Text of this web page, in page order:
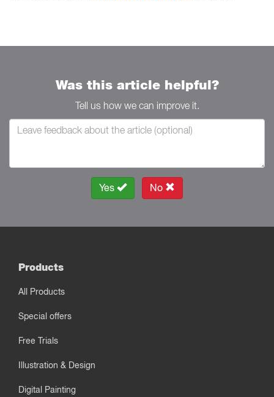
Was this article helpful?
Tell us how we can improve it.
Yes No
Products
All Products
Special offers
Free Trials
Illustration & Design
Digital Painting